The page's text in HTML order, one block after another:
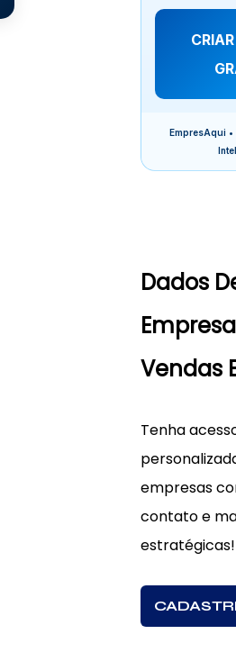
EmpresAqui
Dados
Vendas
Tenha
empresas
contato e
estratégicas!